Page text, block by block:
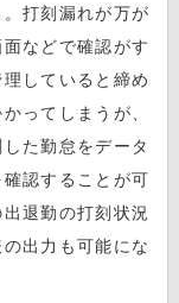
打刻漏れが万が
などで確認がす
していると締め
ってしまうが、
た勤怠をデータ
認することが可
退勤の打刻状況
出力も可能にな